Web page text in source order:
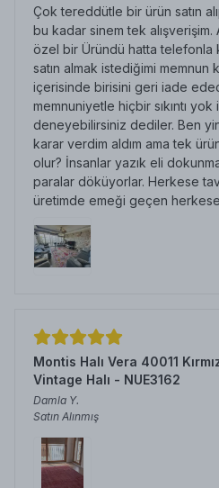
Çok tereddütle bir ürün satın
bu kadar sinem tek
özel bir Üründü hatta telefonla
satın almak istediğimi memnun
içerisinde birisini geri iade
memnuniyetle hiçbir sıkıntı
deneyebilirsiniz dediler. Ben
karar verdim aldım ama tek
olur? İnsanlar yazık eli
paralar döküyorlar. Herkese
üretimde emeği geçen
Montis Halı Vera 40011
Vintage Halı - NUE3162
Damla Y.
Satın Alınmış